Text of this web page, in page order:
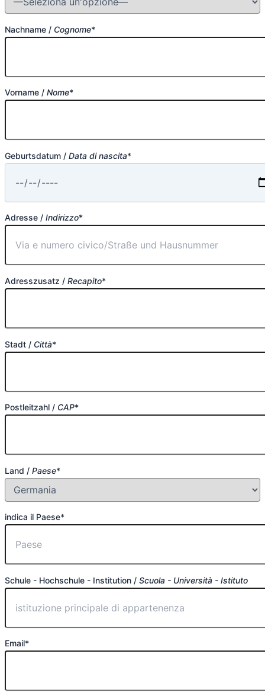
Nachname / Cognome*
Vorname / Nome*
Geburtsdatum / Data di nascita*
Adresse / Indirizzo*
Adresszusatz / Recapito*
Stadt / Città*
Postleitzahl / CAP*
Land / Paese*
indica il Paese*
Schule - Hochschule - Institution / Scuola - Università - Istituto
Email*